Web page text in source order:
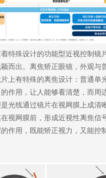
殊设计的功能型近视控制镜
而出。离焦矫正眼镜，外观与
上有特殊的离焦设计：普通单
作用，让人能够看清楚，而周
光线通过镜片在视网膜上成清
视网膜前，形成近视性离焦信
作用，既能矫正视力，又能控